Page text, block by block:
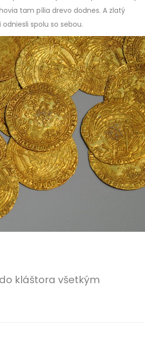
tam pília drevo dodnes. A zlatý
spolu so sebou.
kláštora všetkým